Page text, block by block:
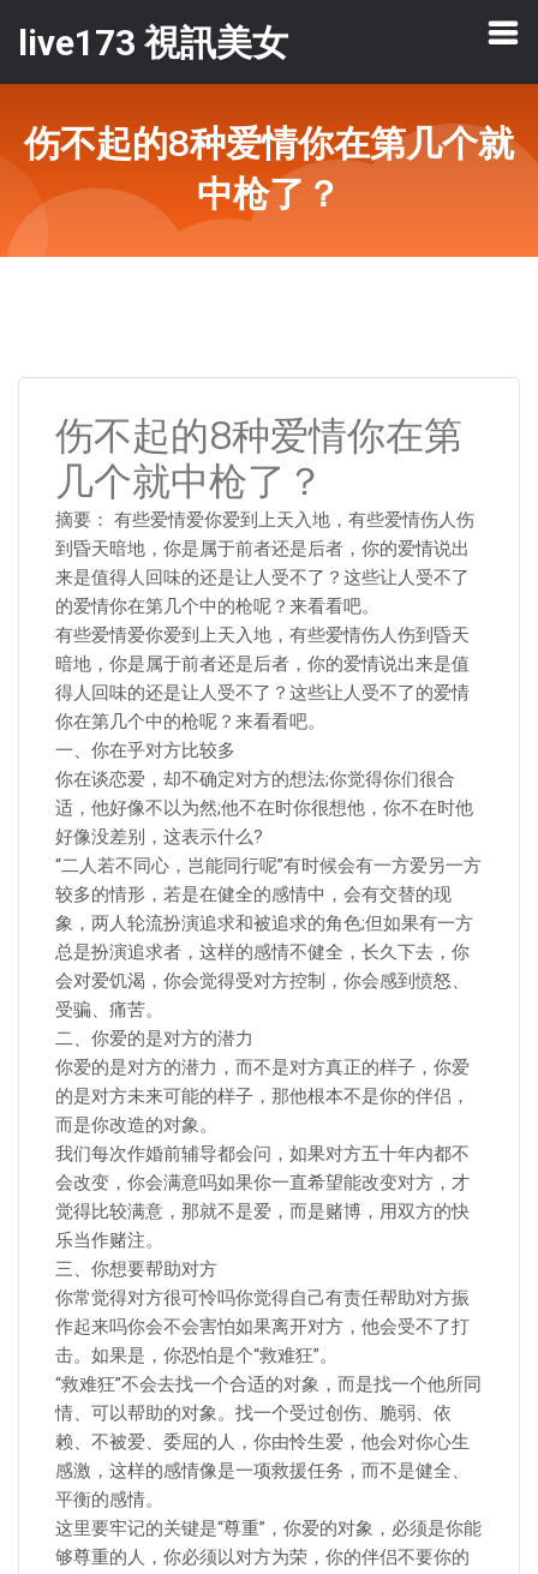
live173 視訊美女
伤不起的8种爱情你在第几个就
中枪了？
伤不起的8种爱情你在第
几个就中枪了？
摘要： 有些爱情爱你爱到上天入地，有些爱情伤人伤
到昏天暗地，你是属于前者还是后者，你的爱情说出
来是值得人回味的还是让人受不了？这些让人受不了
的爱情你在第几个中的枪呢？来看看吧。
有些爱情爱你爱到上天入地，有些爱情伤人伤到昏天
暗地，你是属于前者还是后者，你的爱情说出来是值
得人回味的还是让人受不了？这些让人受不了的爱情
你在第几个中的枪呢？来看看吧。
一、你在乎对方比较多
你在谈恋爱，却不确定对方的想法;你觉得你们很合
适，他好像不以为然;他不在时你很想他，你不在时他
好像没差别，这表示什么?
“二人若不同心，岂能同行呢”有时候会有一方爱另一方
较多的情形，若是在健全的感情中，会有交替的现
象，两人轮流扮演追求和被追求的角色;但如果有一方
总是扮演追求者，这样的感情不健全，长久下去，你
会对爱饥渴，你会觉得受对方控制，你会感到愤怒、
受骗、痛苦。
二、你爱的是对方的潜力
你爱的是对方的潜力，而不是对方真正的样子，你爱
的是对方未来可能的样子，那他根本不是你的伴侣，
而是你改造的对象。
我们每次作婚前辅导都会问，如果对方五十年内都不
会改变，你会满意吗如果你一直希望能改变对方，才
觉得比较满意，那就不是爱，而是赌博，用双方的快
乐当作赌注。
三、你想要帮助对方
你常觉得对方很可怜吗你觉得自己有责任帮助对方振
作起来吗你会不会害怕如果离开对方，他会受不了打
击。如果是，你恐怕是个“救难狂”。
“救难狂”不会去找一个合适的对象，而是找一个他所同
情、可以帮助的对象。找一个受过创伤、脆弱、依
赖、不被爱、委屈的人，你由怜生爱，他会对你心生
感激，这样的感情像是一项救援任务，而不是健全、
平衡的感情。
这里要牢记的关键是“尊重”，你爱的对象，必须是你能
够尊重的人，你必须以对方为荣，你的伴侣不要你的